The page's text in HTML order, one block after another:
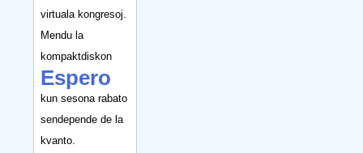
virtuala kongresoj.
Mendu la
kompaktdiskon
Espero
kun sesona rabato
sendepende de la
kvanto.